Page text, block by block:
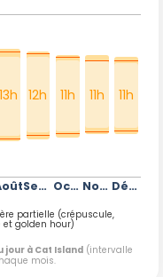
13h
Septembre
12h
Octobre
11h
Novembre
11h
Décembre
11h
partielle (crépuscule,
et golden hour)
jour à Cat Island (intervalle
mois.